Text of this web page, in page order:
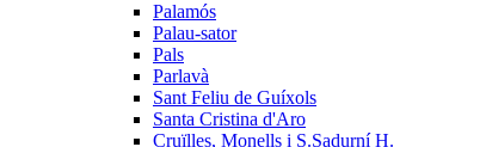
Palamós
Palau-sator
Pals
Parlavà
Sant Feliu de Guíxols
Santa Cristina d'Aro
Cruïlles, Monells i S.Sadurní H.